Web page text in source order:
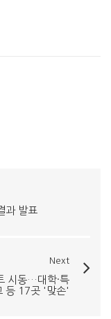
과 발표
Next
시동…대학·특
등 17곳 '맞손'